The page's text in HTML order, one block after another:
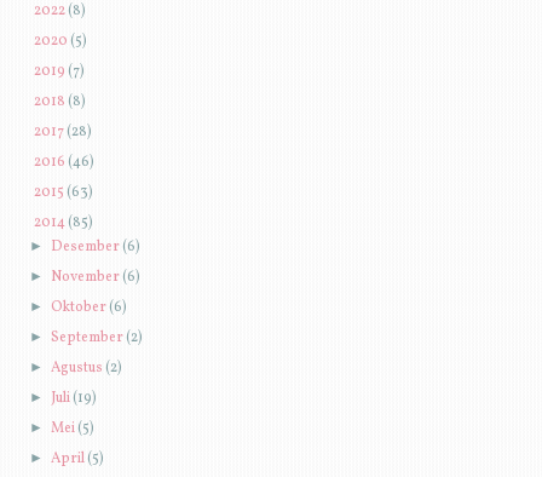
2022 (8)
2020(5)
2019 (7)
2018 (8)
2017(28)
2016 (46)
2015(63)
2014 (85)
► Desember(6)
► November(6)
► Oktober(6)
►September(2)
►Agustus (2)
► Juli(19)
►Mei(5)
►April(5)